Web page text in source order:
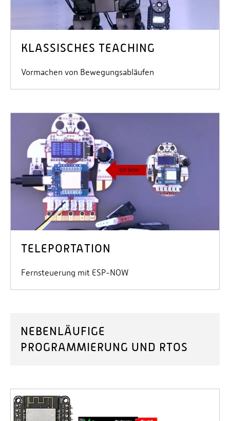
KLASSISCHES TEACHING
Vormachen von Bewegungsabläufen
TELEPORTATION
Fernsteuerung mit ESP-NOW
NEBENLÄUFIGE
PROGRAMMIERUNG UND RTOS